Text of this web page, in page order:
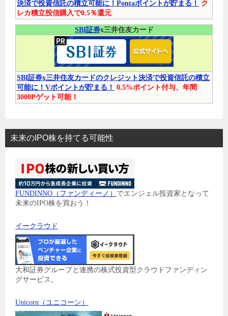
決済で投資信託の積立可能に！Pontaポイントが貯まる！
ク
レカ積立投信購入で0.5％還元
SBI証券x三井住友カード
SBI証券x三井住友カードのクレジット決済で投資信託の積立
可能に！Vポイントが貯まる！ 0.5%ポイント付与、年間
3000Pゲット可能！
未来のIPO株を持てる可能性
FUNDINNO（ファンディーノ） でエンジェル投資家となって
未来のIPO株を買おう！
イークラウド
大和証券グループと連携の株式投資型クラウドファンディン
グサービス。
Unicorn（ユニコーン）